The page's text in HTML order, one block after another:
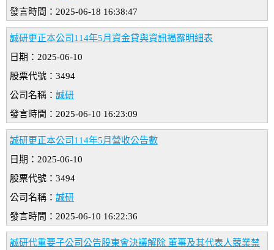
發言時間：2025-06-18 16:38:47
誠研更正本公司114年5月資金貸與資訊揭露明細表
日期：2025-06-10
股票代號：3494
公司名稱： 誠研
發言時間：2025-06-10 16:23:09
誠研更正本公司114年5月營收公告數
日期：2025-06-10
股票代號：3494
公司名稱： 誠研
發言時間：2025-06-10 16:22:36
誠研代重要子公司公告股東會決議解除 董事及其代表人競業禁